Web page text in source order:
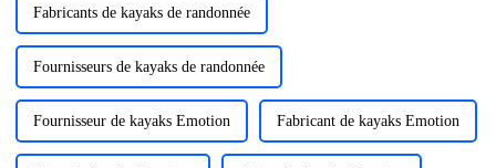
Fabricants de kayaks de randonnée
Fournisseurs de kayaks de randonnée
Fournisseur de kayaks Emotion Fabricant de kayaks Emotion